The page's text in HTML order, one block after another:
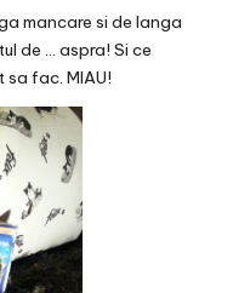
mancare si de langa
de … aspra! Si ce
fac. MIAU!